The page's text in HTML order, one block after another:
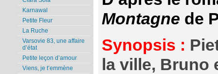
Montagne de
Synopsis :
la ville, Bruno
Karnawal
Petite Fleur
La Ruche
Varsovie 83, une affaire
d’état
Petite leçon d’amour
Viens, je t’emmène